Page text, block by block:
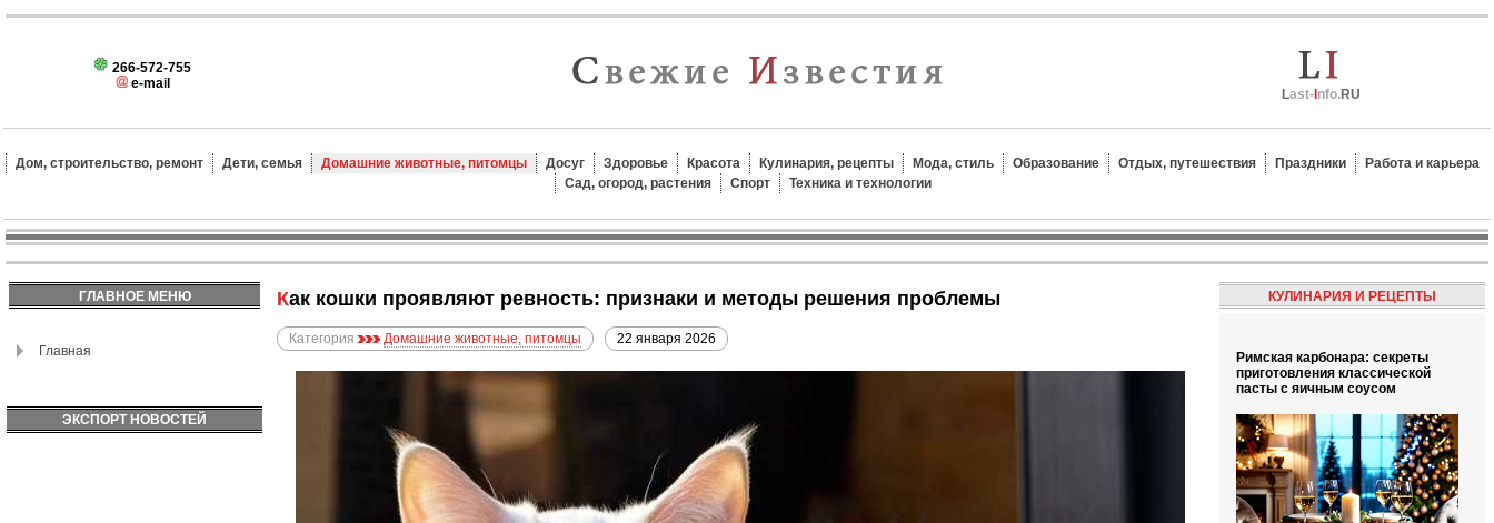
266-572-755
e-mail
Last- nfo.RU
Дом, строительство, ремонт Дети, семья Домашние животные, питомцы Досуг Здоровье Красота Кулинария, рецепты Мода, стиль Образование Отдых, путешествия Праздники
Работа и карьера
Сад, огород, растения
Спорт Техника и технологии
ГЛАВНОЕ МЕНЮ
Главная
ЭКСПОРТ НОВОСТЕЙ
Как кошки проявляют ревность: признаки и методы решения проблемы
Категория Домашние животные, питомцы 22 января 2026
КУЛИНАРИЯ И РЕЦЕПТЫ
Римская карбонара: секреты
приготовления классической
пасты с яичным соусом